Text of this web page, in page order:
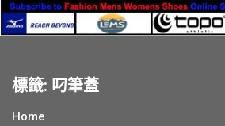
標籤: 叼筆蓋
Home